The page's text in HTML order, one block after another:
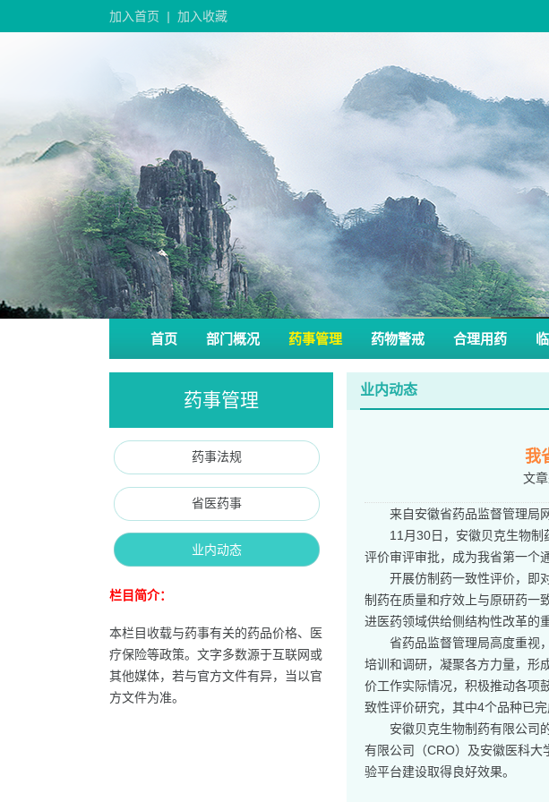
加入首页 | 加入收藏
首页 部门概况 药事管理 药物警戒 合理用药
药事管理
药事法规
省医药事
业内动态
栏目简介：
本栏目收载与药事有关的药品价格、医
疗保险等政策。文字多数源于互联网或
其他媒体，若与官方文件有异，当以官
方文件为准。
业内动态
我
文章
来自安徽省药品监督管理局
11月30日，安徽贝克生物
评价审评审批，成为我省第一个
开展仿制药一致性评价，即
制药在质量和疗效上与原研药一
进医药领域供给侧结构性改革的
省药品监督管理局高度重视
培训和调研，凝聚各方力量，形
价工作实际情况，积极推动各项
致性评价研究，其中4个品种已
安徽贝克生物制药有限公司
有限公司（CRO）及安徽医科
验平台建设取得良好效果。